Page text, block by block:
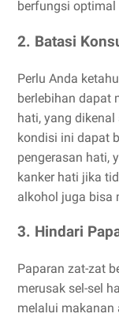
berfungsi
2. Batasi
Perlu Anda
berlebihan dapat
hati, yang
kondisi ini dapat
pengerasan hati,
kanker hati jika
alkohol juga bisa
3. Hindari
Paparan zat-zat
merusak sel-sel
melalui makanan